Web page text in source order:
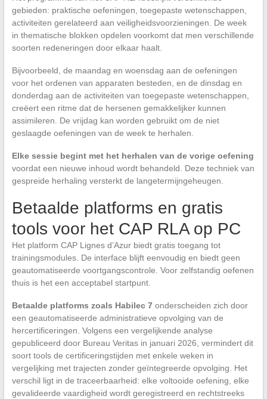
gebieden: praktische oefeningen, toegepaste wetenschappen,
activiteiten gerelateerd aan veiligheidsvoorzieningen. De week
in thematische blokken opdelen voorkomt dat men verschillende
soorten redeneringen door elkaar haalt.
Bijvoorbeeld, de maandag en woensdag aan de oefeningen
voor het ordenen van apparaten besteden, en de dinsdag en
donderdag aan de activiteiten van toegepaste wetenschappen,
creëert een ritme dat de hersenen gemakkelijker kunnen
assimileren. De vrijdag kan worden gebruikt om de niet
geslaagde oefeningen van de week te herhalen.
Elke sessie begint met het herhalen van de vorige oefening
voordat een nieuwe inhoud wordt behandeld. Deze techniek van
gespreide herhaling versterkt de langetermijngeheugen.
Betaalde platforms en gratis
tools voor het CAP RLA op PC
Het platform CAP Lignes d’Azur biedt gratis toegang tot
trainingsmodules. De interface blijft eenvoudig en biedt geen
geautomatiseerde voortgangscontrole. Voor zelfstandig oefenen
thuis is het een acceptabel startpunt.
Betaalde platforms zoals Habilec 7onderscheiden zich door
een geautomatiseerde administratieve opvolging van de
hercertificeringen. Volgens een vergelijkende analyse
gepubliceerd door Bureau Veritas in januari 2026, vermindert dit
soort tools de certificeringstijden met enkele weken in
vergelijking met trajecten zonder geïntegreerde opvolging. Het
verschil ligt in de traceerbaarheid: elke voltooide oefening, elke
gevalideerde vaardigheid wordt geregistreerd en rechtstreeks